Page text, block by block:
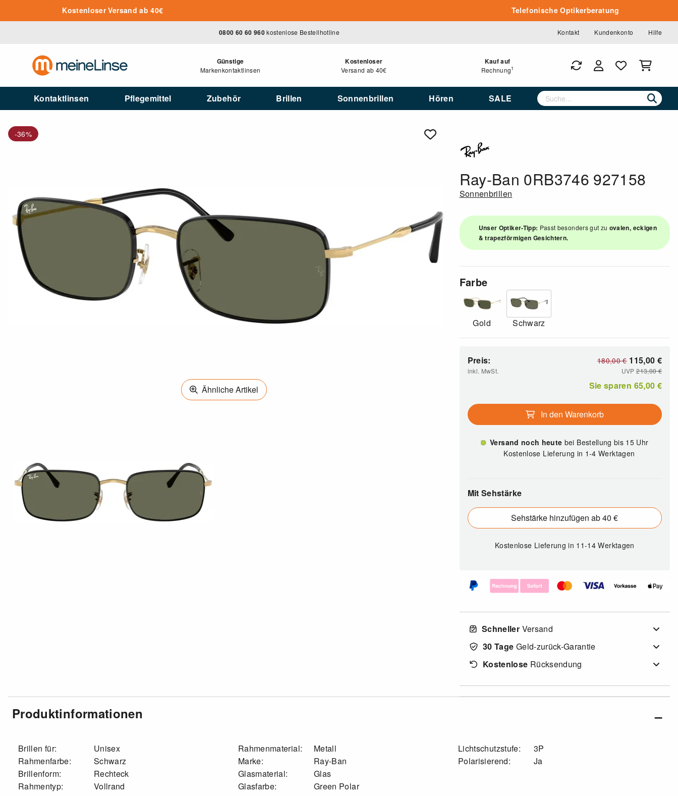
Zum Hauptinhalt springenKostenloser Versand ab 40€ Telefonische Optikerberatung
0800 60 60 960kostenlose Bestellhotline Kontakt Kundenkonto Hilfe
Günstige
Markenkontaktlinsen
Kostenloser
Versand ab 40€
Kauf auf
Rechnung1
Kontaktlinsen Pflegemittel Zubehör Brillen Sonnenbrillen Hören SALE
-36%
Ähnliche Artikel
Ray-Ban 0RB3746 927158
Sonnenbrillen
Unser Optiker-Tipp: Passt besonders gut zu ovalen, eckigen
& trapezförmigen Gesichtern.
Farbe
Gold Schwarz
Preis:
inkl. MwSt.
180,00€ 115,00 €
UVP213,00€
Sie sparen 65,00 €
In den Warenkorb
Versand noch heute bei Bestellung bis 15 Uhr
Kostenlose Lieferung in 1-4 Werktagen
Mit Sehstärke
Sehstärke hinzufügen ab 40 €
Kostenlose Lieferungin 11-14 Werktagen
Schneller Versand
30 Tage Geld-zurück-Garantie
Kostenlose Rücksendung
Produktinformationen
Brillen für:
Unisex
Rahmenfarbe:
Schwarz
Brillenform:
Rechteck
Rahmentyp:
Vollrand
Rahmenmaterial:
Metall
Marke:
Ray-Ban
Glasmaterial:
Glas
Glasfarbe:
Green Polar
Lichtschutzstufe:
3P
Polarisierend:
Ja